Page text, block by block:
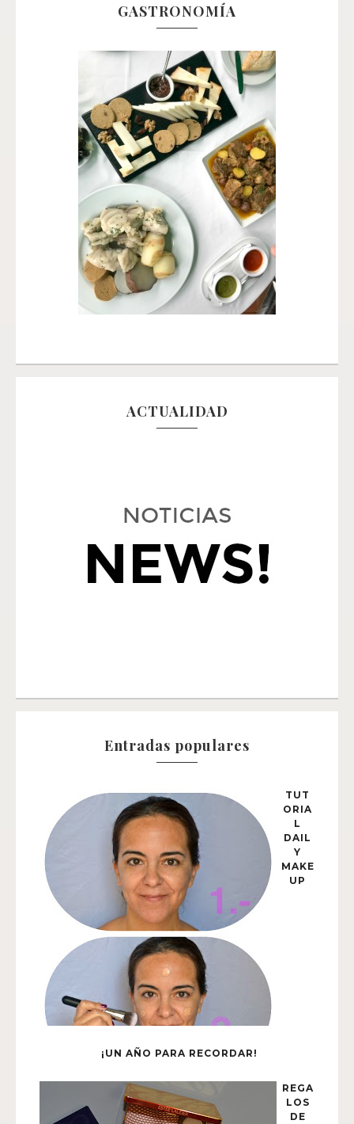
GASTRONOMÍA
ACTUALIDAD
Entradas populares
TUT
ORIA
L
DAIL
Y
MAKE
UP
¡UN AÑO PARA RECORDAR!
REGA
LOS
DE